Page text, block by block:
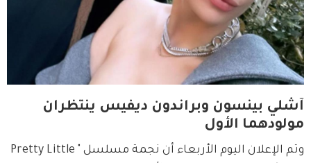
آشلي بينسون وبراندون ديفيس ينتظران
مولودهما الأول
وتم الإعلان اليوم الأربعاء أن نجمة مسلسل "Pretty Little